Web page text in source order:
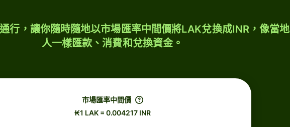
行，讓你隨時隨地以市場匯率中間價將LAK兌換成INR，像當地
人一樣匯款、消費和兌換資金。
市場匯率中間價
₭1 LAK = 0.004217 INR